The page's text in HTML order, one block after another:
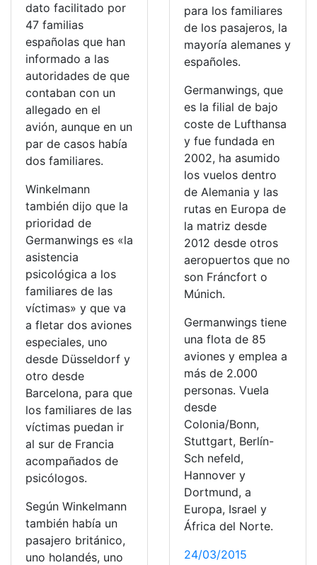
dato facilitado por
47 familias
españolas que han
informado a las
autoridades de que
contaban con un
allegado en el
avión, aunque en un
par de casos había
dos familiares.
Winkelmann
también dijo que la
prioridad de
Germanwings es «la
asistencia
psicológica a los
familiares de las
víctimas» y que va
a fletar dos aviones
especiales, uno
desde Düsseldorf y
otro desde
Barcelona, para que
los familiares de las
víctimas puedan ir
al sur de Francia
acompañados de
psicólogos.
Según Winkelmann
también había un
pasajero británico,
uno holandés, uno
para los familiares
de los pasajeros, la
mayoría alemanes y
españoles.
Germanwings, que
es la filial de bajo
coste de Lufthansa
y fue fundada en
2002, ha asumido
los vuelos dentro
de Alemania y las
rutas en Europa de
la matriz desde
2012 desde otros
aeropuertos que no
son Fráncfort o
Múnich.
Germanwings tiene
una flota de 85
aviones y emplea a
más de 2.000
personas. Vuela
desde
Colonia/Bonn,
Stuttgart, Berlín-
Sch nefeld,
Hannover y
Dortmund, a
Europa, Israel y
África del Norte.
24/03/2015